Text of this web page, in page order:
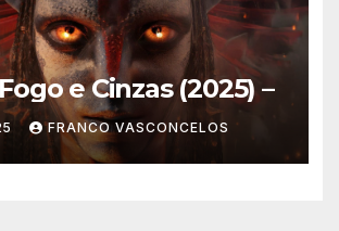
e Cinzas (2025) –
FRANCO VASCONCELOS